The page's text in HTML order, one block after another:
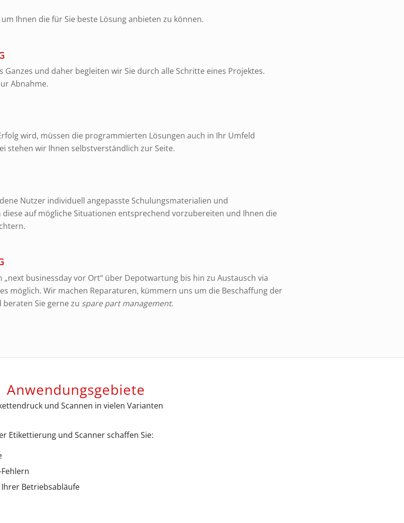
Ihnen die für Sie beste Lösung anbieten zu können.
Ganzes und daher begleiten wir Sie durch alle Schritte eines Projektes.
Abnahme.
wird, müssen die programmierten Lösungen auch in Ihr Umfeld
stehen wir Ihnen selbstverständlich zur Seite.
Nutzer individuell angepasste Schulungsmaterialien und
auf mögliche Situationen entsprechend vorzubereiten und Ihnen die
„next businessday vor Ort“ über Depotwartung bis hin zu Austausch via
möglich. Wir machen Reparaturen, kümmern uns um die Beschaffung der
Sie gerne zu spare part management.
Anwendungsgebiete
und Scannen in vielen Varianten
Etikettierung und Scanner schaffen Sie:
Betriebsabläufe